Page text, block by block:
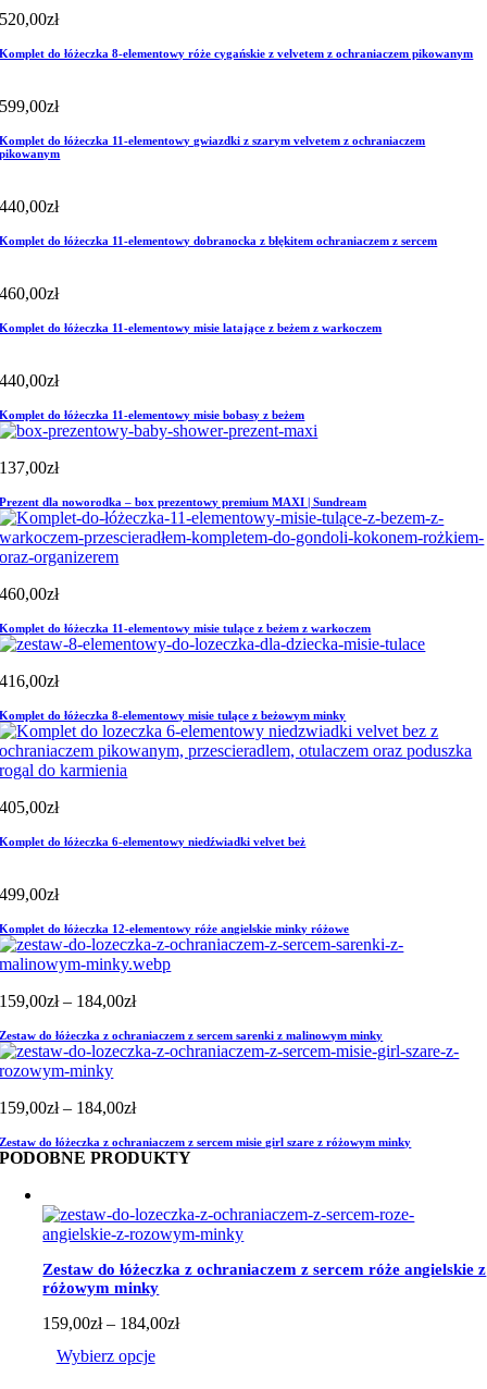
520,00zł
Komplet do łóżeczka 8-elementowy róże cygańskie z velvetem z ochraniaczem pikowanym
599,00zł
Komplet do łóżeczka 11-elementowy gwiazdki z szarym velvetem z ochraniaczem
pikowanym
440,00zł
Komplet do łóżeczka 11-elementowy dobranocka z błękitem ochraniaczem z sercem
460,00zł
Komplet do łóżeczka 11-elementowy misie latające z beżem z warkoczem
440,00zł
Komplet do łóżeczka 11-elementowy misie bobasy z beżem
137,00zł
Prezent dla noworodka – box prezentowy premium MAXI | Sundream
460,00zł
Komplet do łóżeczka 11-elementowy misie tulące z beżem z warkoczem
416,00zł
Komplet do łóżeczka 8-elementowy misie tulące z beżowym minky
405,00zł
Komplet do łóżeczka 6-elementowy niedźwiadki velvet beż
499,00zł
Komplet do łóżeczka 12-elementowy róże angielskie minky różowe
159,00zł – 184,00złZakres
od
159,00zł
Zestaw do łóżeczka z ochraniaczem z sercem sarenki z malinowym minky
159,00zł – 184,00złZakres
od
159,00zł
184,00zł
Zestaw do łóżeczka z ochraniaczem z sercem misie girl szare z różowym minky
PODOBNE PRODUKTY
Zestaw do łóżeczka z ochraniaczem z sercem róże angielskie z
różowym minky
159,00zł – 184,00złZakres
Wybierz opcje